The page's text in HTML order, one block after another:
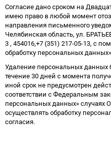
Согласие дано сроком на
имею право в любой момент
направления письменного
Челябинская область, ул.
3 , 454016,+7 (351) 217-05-13, с
обработку персональных
Удаление персональных данных
течение 30 дней с момента
иной срок не предусмотрен
соответствии с Федеральным
персональных данных» случаях
осуществлять обработку
согласия.